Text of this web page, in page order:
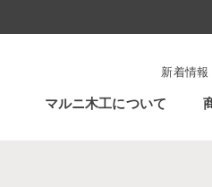
マルニ木工について
新着情報